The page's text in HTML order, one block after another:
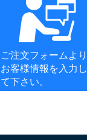
ご注文フォームより
お客様情報を入力し
て下さい。